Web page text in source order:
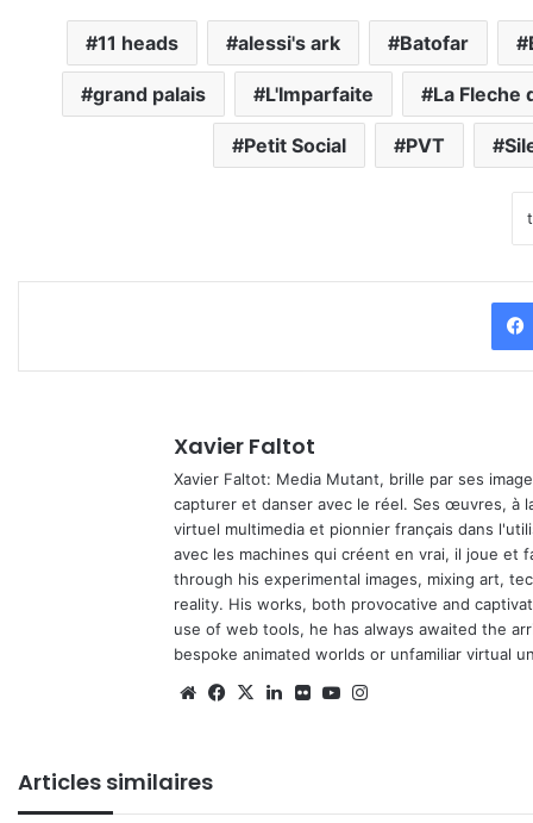
11 heads alessi's ark Batofar
grand palais L'Imparfaite La Fleche
Petit Social PVT
Xavier Faltot
Xavier Faltot: Media Mutant, brille par ses
capturer et danser avec le réel. Ses œuvres, à
virtuel multimedia et pionnier français dans
avec les machines qui créent en vrai, il joue et
through his experimental images, mixing art,
reality. His works, both provocative and
use of web tools, he has always awaited the
bespoke animated worlds or unfamiliar virtual
We Fa
X
Lin Fli Yo
Articles similaires